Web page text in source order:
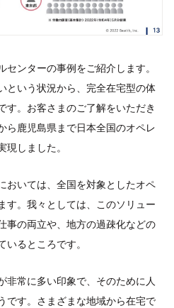
センターの事例をご紹介します。
という状況から、完全在宅型の体
す。お客さまのご了解をいただき
ら鹿児島県まで日本全国のオペレ
しました。
おいては、全国を対象としたオペ
す。我々としては、このソリュー
事の両立や、地方の過疎化などの
るところです。
非常に多い印象で、そのために人
です。さまざまな地域から在宅で